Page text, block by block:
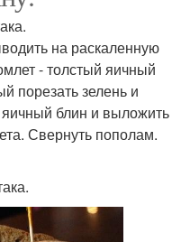
на раскаленную
- толстый яичный
порезать зелень и
блин и выложить
Свернуть пополам.